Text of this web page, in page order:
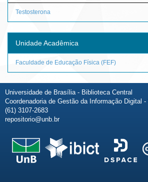
Testosterona
Unidade Acadêmica
Faculdade de Educação Física (FEF)
Universidade de Brasília - Biblioteca Central
Coordenadoria de Gestão da Informação Digital -
(61) 3107-2683
repositorio@unb.br